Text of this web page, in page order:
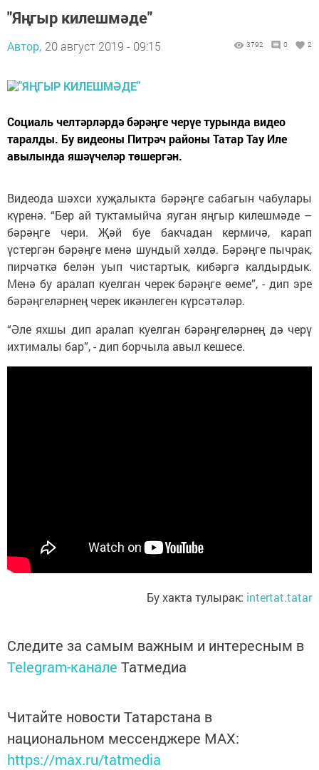
"Яңгыр килешмәде"
Автор, 20 август 2019 - 09:15 3792 0 2
Социаль челтәрләрдә бәрәңге черүе турында видео
таралды. Бу видеоны Питрәч районы Татар Тау Иле
авылында яшәүчеләр төшергән.
Видеода шәхси хуҗалыкта бәрәңге сабагын чабулары
күренә. “Бер ай туктамыйча яуган яңгыр килешмәде –
бәрәңге чери. Җәй буе бакчадан кермичә, карап
үстергән бәрәңге менә шундый хәлдә. Бәрәңге пычрак,
пирчәткә белән уып чистартык, кибәргә калдырдык.
Менә бу аралап куелган черек бәрәңге өеме”, - дип эре
бәрәңгеләрнең черек икәнлеген күрсәтәләр.
“Әле яхшы дип аралап куелган бәрәңгеләрнең дә черү
ихтималы бар”, - дип борчыла авыл кешесе.
Бу хакта тулырак: intertat.tatar
Следите за самым важным и интересным в
Telegram-канале Татмедиа
Читайте новости Татарстана в
национальном мессенджере MАХ:
https://max.ru/tatmedia